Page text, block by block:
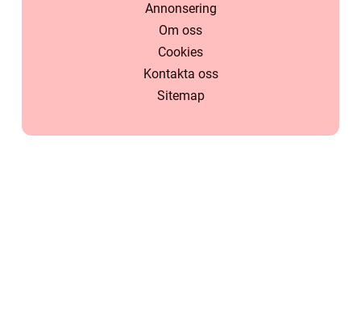
Annonsering
Om oss
Cookies
Kontakta oss
Sitemap